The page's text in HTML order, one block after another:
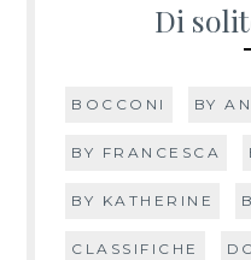
Di
BOCCONI BY
BY FRANCESCA
BY KATHERINE
CLASSIFICHE